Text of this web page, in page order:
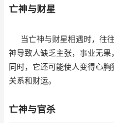
亡神与财星
当亡神与财星相遇时，往
神导致人缺乏主张，事业无果
同时，它还可能使人变得心
关系和财运。
亡神与官杀